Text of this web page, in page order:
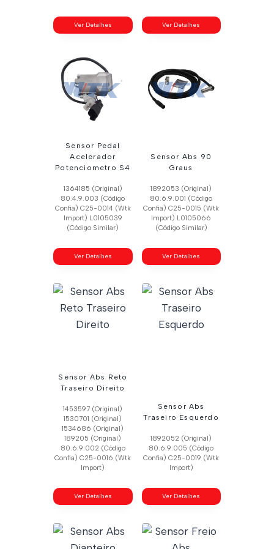
Ver Detalhes Ver Detalhes
Sensor Pedal
Acelerador
Potenciometro S4
1364185 (Original)
80.4.9.003 (Código
Confia) C25-0014 (Wtk
Import) L0105039
(Código Similar)
Ver Detalhes
Sensor Abs 90
Graus
1892053 (Original)
80.6.9.001 (Código
Confia) C25-0015 (Wtk
Import) L0105066
(Código Similar)
Ver Detalhes
Sensor Abs Reto
Traseiro Direito
1453597 (Original)
1530701 (Original)
1534686 (Original)
189205 (Original)
80.6.9.002 (Código
Confia) C25-0016 (Wtk
Import)
Ver Detalhes
Sensor Abs
Traseiro Esquerdo
1892052 (Original)
80.6.9.005 (Código
Confia) C25-0019 (Wtk
Import)
Ver Detalhes